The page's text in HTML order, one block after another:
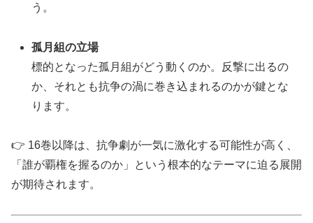
う。
孤月組の立場
標的となった孤月組がどう動くのか。反撃に出るの
か、それとも抗争の渦に巻き込まれるのかが鍵とな
ります。
👉 16巻以降は、抗争劇が一気に激化する可能性が高く、
「誰が覇権を握るのか」という根本的なテーマに迫る展開
が期待されます。